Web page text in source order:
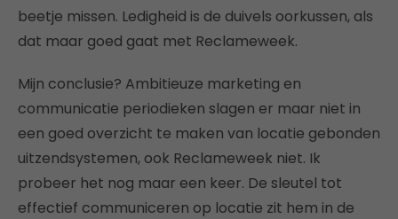
beetje missen. Ledigheid is de duivels oorkussen, als
dat maar goed gaat met Reclameweek.
Mijn conclusie? Ambitieuze marketing en
communicatie periodieken slagen er maar niet in
een goed overzicht te maken van locatie gebonden
uitzendsystemen, ook Reclameweek niet. Ik
probeer het nog maar een keer. De sleutel tot
effectief communiceren op locatie zit hem in de